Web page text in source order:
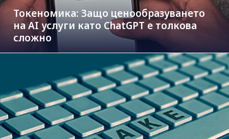
Токеномика: Защо ценообразуването
на AI услуги като ChatGPT е толкова
сложно